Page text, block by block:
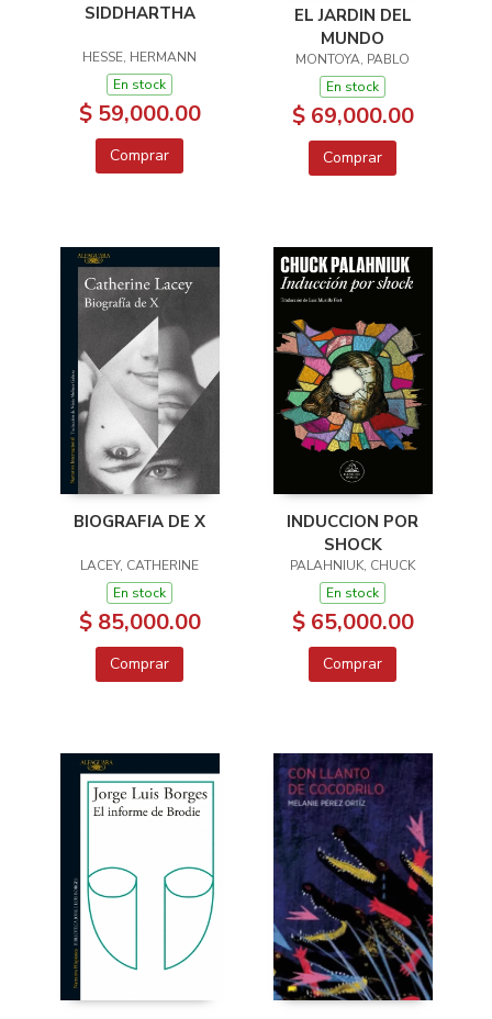
SIDDHARTHA
HESSE, HERMANN
En stock
$ 59,000.00
Comprar
EL JARDIN DEL
MUNDO
MONTOYA, PABLO
En stock
$ 69,000.00
Comprar
BIOGRAFIA DE X
LACEY, CATHERINE
En stock
$ 85,000.00
Comprar
INDUCCION POR
SHOCK
PALAHNIUK, CHUCK
En stock
$ 65,000.00
Comprar